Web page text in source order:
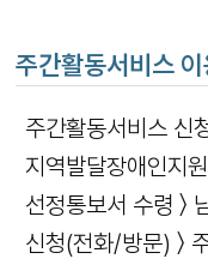
주간활동서비스
주간활동서비스 신
지역발달장애인지
선정통보서 수령 〉
신청(전화/방문) 〉